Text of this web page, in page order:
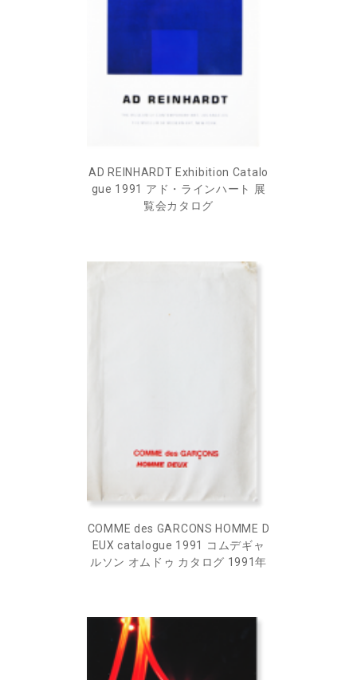
AD REINHARDT Exhibition Catalo
gue 1991 アド・ラインハート 展
覧会カタログ
COMME des GARCONS HOMME D
EUX catalogue 1991 コムデギャ
ルソン オムドゥ カタログ 1991年